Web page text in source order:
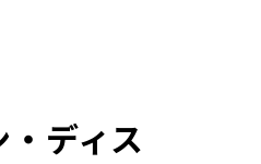
ディス